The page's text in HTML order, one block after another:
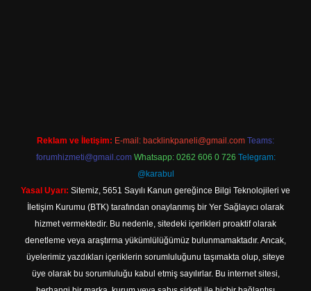
Reklam ve İletişim: E-mail: backlinkpaneli@gmail.com Teams:
forumhizmeti@gmail.com Whatsapp: 0262 606 0 726 Telegram:
@karabul
Yasal Uyarı: Sitemiz, 5651 Sayılı Kanun gereğince Bilgi Teknolojileri ve
İletişim Kurumu (BTK) tarafından onaylanmış bir Yer Sağlayıcı olarak
hizmet vermektedir. Bu nedenle, sitedeki içerikleri proaktif olarak
denetleme veya araştırma yükümlülüğümüz bulunmamaktadır. Ancak,
üyelerimiz yazdıkları içeriklerin sorumluluğunu taşımakta olup, siteye
üye olarak bu sorumluluğu kabul etmiş sayılırlar. Bu internet sitesi,